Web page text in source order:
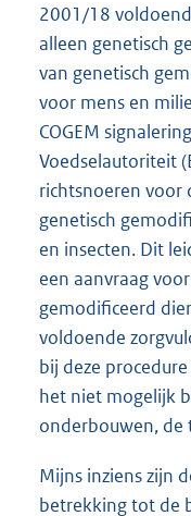
2001/18
alleen genetisch
van genetisch
voor mens en
COGEM
Voedselautoriteit
richtsnoeren voor
genetisch
en insecten. Dit
een aanvraag
gemodificeerd
voldoende
bij deze
het niet mogelijk
onderbouwen, de
Mijns inziens zijn
betrekking tot de